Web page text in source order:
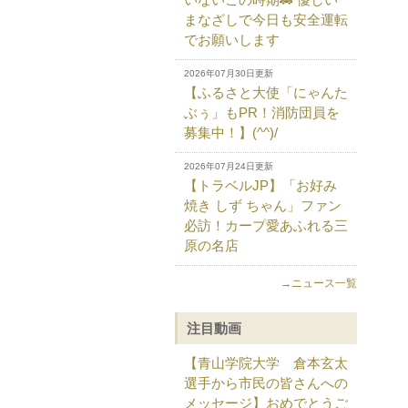
まなざしで今日も安全運転
でお願いします
2026年07月30日更新
【ふるさと大使「にゃんた
ぶぅ」もPR！消防団員を
募集中！】(^^)/
2026年07月24日更新
【トラベルJP】「お好み
焼き しず ちゃん」ファン
必訪！カープ愛あふれる三
原の名店
→ニュース一覧
注目動画
【青山学院大学 倉本玄太
選手から市民の皆さんへの
メッセージ】おめでとうご